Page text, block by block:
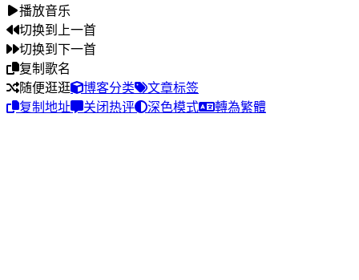
播放音乐
切换到上一首
切换到下一首
复制歌名
随便逛逛
博客分类
文章标签
复制地址
关闭热评 深色模式 轉為繁體